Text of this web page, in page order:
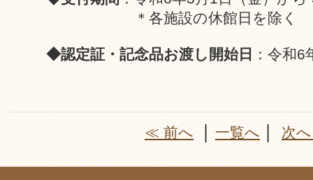
＊各施設の休館日を除く
◆認定証・記念品お渡し開始日 ：令和
≪ 前へ 一覧へ 次